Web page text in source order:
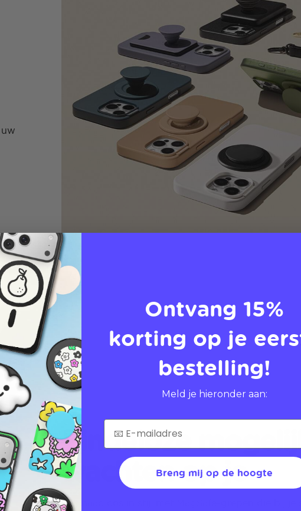
Eindeloze
wachten op je
Klik naadloos in stijl met MagSafe-grepen die bij je
Ontvang 15%
korting op je
bestelling!
Meld je hieronder aan:
Breng mij op de hoogte